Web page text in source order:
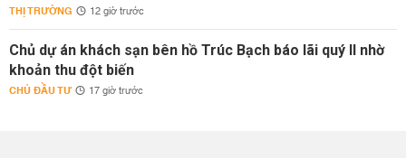
THỊ TRƯỜNG 12 giờ trước
Chủ dự án khách sạn bên hồ Trúc Bạch báo lãi quý II nhờ
khoản thu đột biến
CHỦ ĐẦU TƯ 17 giờ trước